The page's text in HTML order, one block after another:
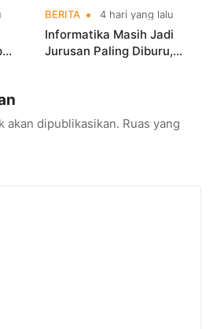
BERITA 4 hari yang lalu
Informatika Masih Jadi
Jurusan Paling Diburu,
akan dipublikasikan. Ruas yang